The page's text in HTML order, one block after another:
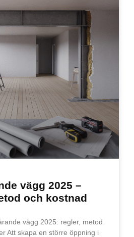
vägg 2025 –
och kostnad
vägg 2025: regler, metod
Att skapa en större öppning i